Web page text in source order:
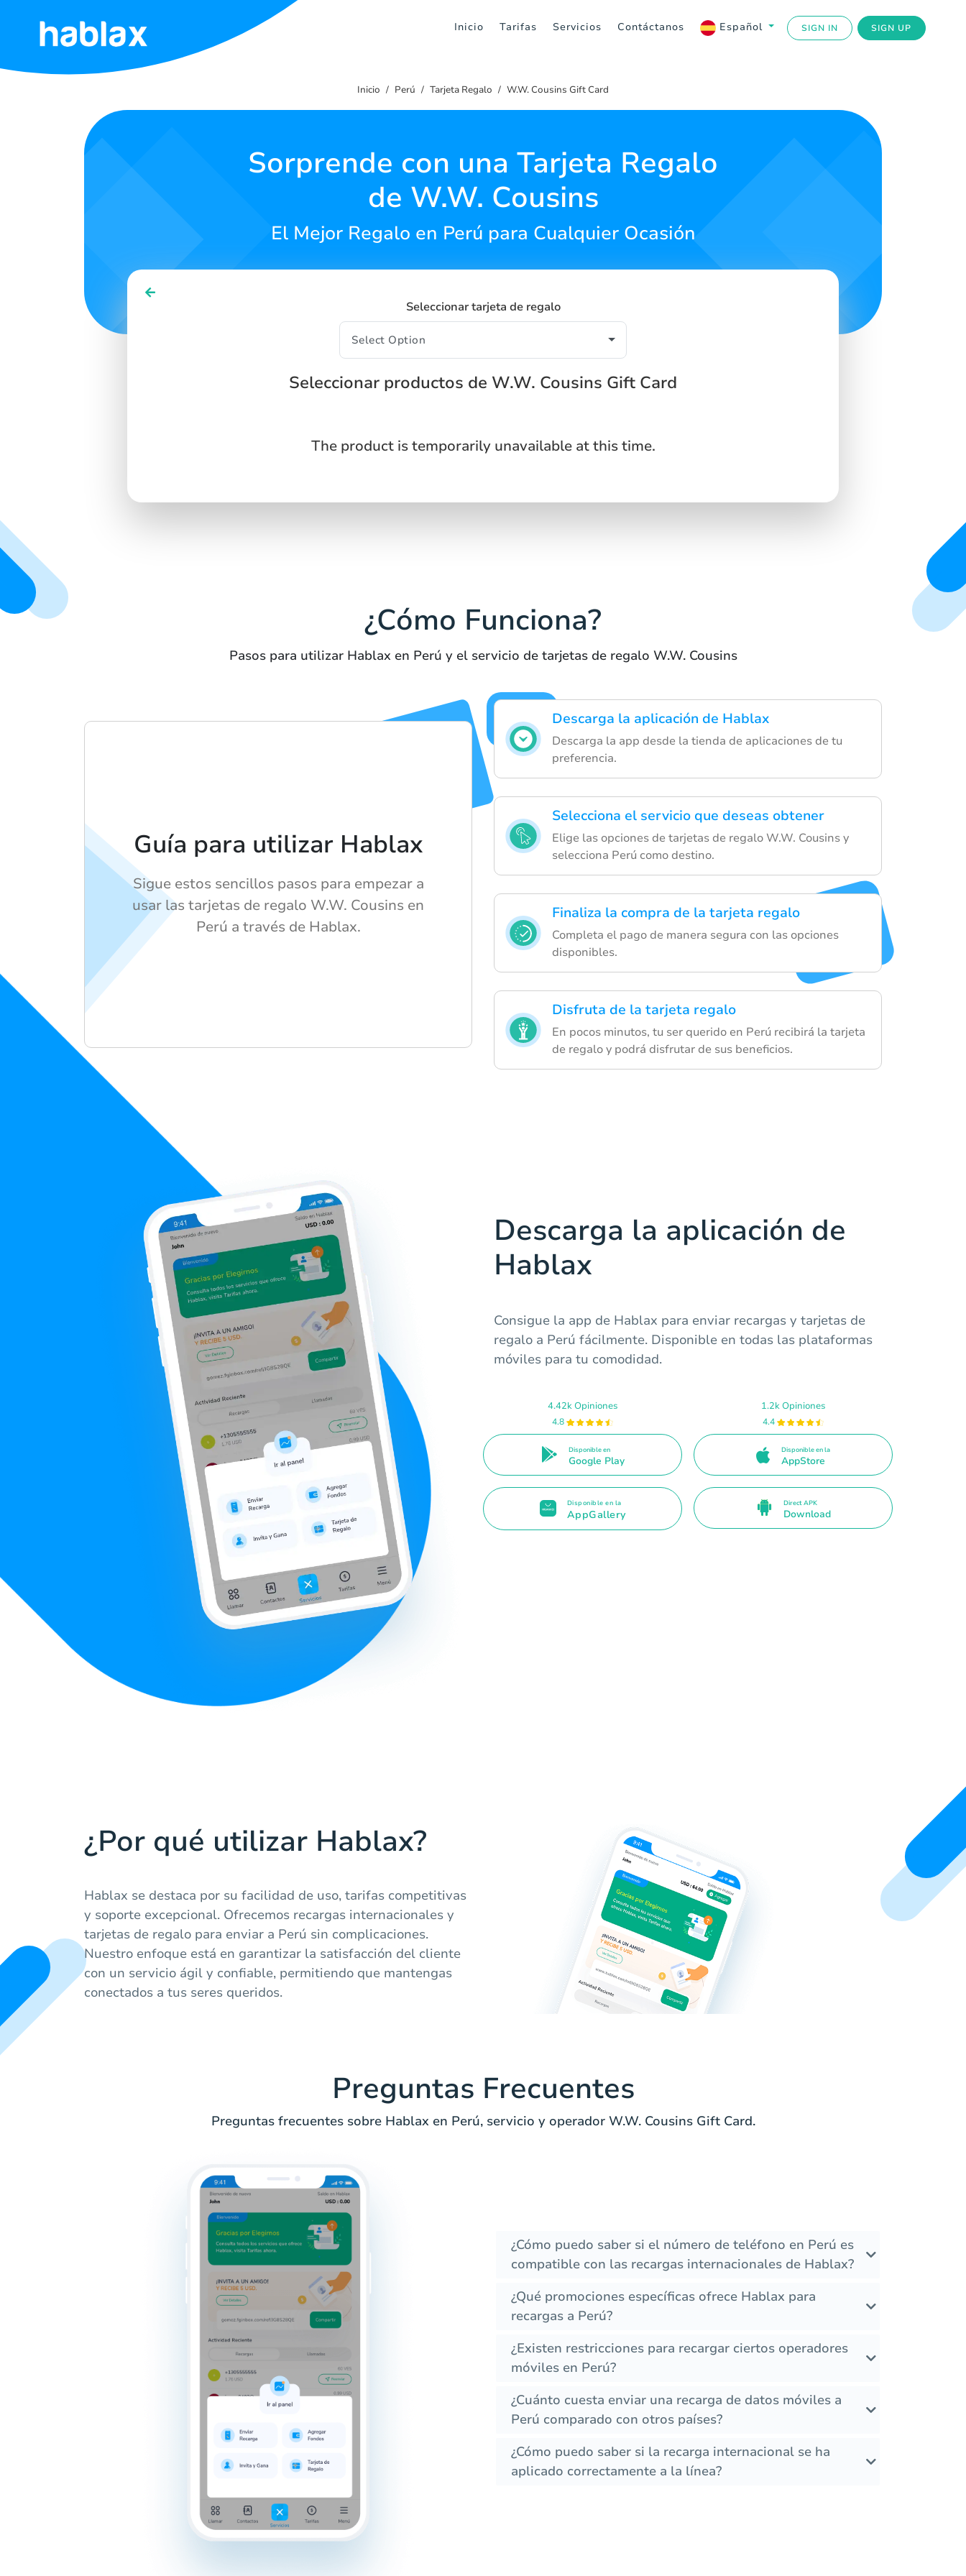
Inicio Tarifas Servicios Contáctanos Español SIGN IN SIGN UP
Inicio
SIGN UP
Inicio Perú Tarjeta Regalo W.W. Cousins Gift Card
Sorprende con una Tarjeta Regalo
de W.W. Cousins
El Mejor Regalo en Perú para Cualquier Ocasión
Seleccionar tarjeta de regalo
Seleccionar productos de W.W. Cousins Gift Card
The product is temporarily unavailable at this time.
¿Cómo Funciona?
Pasos para utilizar Hablax en Perú y el servicio de tarjetas de regalo W.W. Cousins
Descarga la aplicación de Hablax
Descarga la app desde la tienda de aplicaciones de tu
preferencia.
Selecciona el servicio que deseas obtener
Elige las opciones de tarjetas de regalo W.W. Cousins y
selecciona Perú como destino.
Finaliza la compra de la tarjeta regalo
Completa el pago de manera segura con las opciones
disponibles.
Disfruta de la tarjeta regalo
En pocos minutos, tu ser querido en Perú recibirá la tarjeta
de regalo y podrá disfrutar de sus beneficios.
Guía para utilizar Hablax
Sigue estos sencillos pasos para empezar a
usar las tarjetas de regalo W.W. Cousins en
Perú a través de Hablax.
Descarga la aplicación de
Hablax
Consigue la app de Hablax para enviar recargas y tarjetas de
regalo a Perú fácilmente. Disponible en todas las plataformas
móviles para tu comodidad.
4.42k Opiniones
4.8
Disponible en
Google Play
1.2k Opiniones
4.4
Disponible en la
AppStore
Disponible en la
AppGallery
Direct APK
Download
¿Por qué utilizar Hablax?
Hablax se destaca por su facilidad de uso, tarifas competitivas
y soporte excepcional. Ofrecemos recargas internacionales y
tarjetas de regalo para enviar a Perú sin complicaciones.
Nuestro enfoque está en garantizar la satisfacción del cliente
con un servicio ágil y confiable, permitiendo que mantengas
conectados a tus seres queridos.
Preguntas Frecuentes
Preguntas frecuentes sobre Hablax en Perú, servicio y operador W.W. Cousins Gift Card.
¿Cómo puedo saber si el número de teléfono en Perú es
compatible con las recargas internacionales de Hablax?
¿Qué promociones específicas ofrece Hablax para
recargas a Perú?
¿Existen restricciones para recargar ciertos operadores
móviles en Perú?
¿Cuánto cuesta enviar una recarga de datos móviles a
Perú comparado con otros países?
¿Cómo puedo saber si la recarga internacional se ha
aplicado correctamente a la línea?